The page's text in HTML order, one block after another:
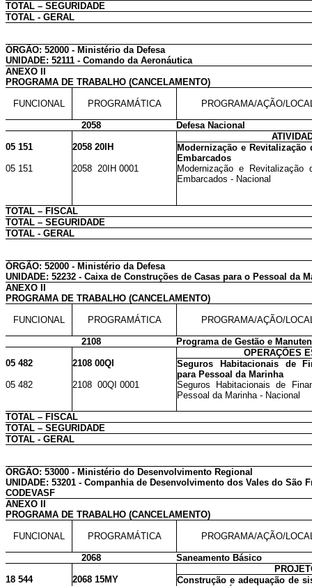
TOTAL – SEGURIDADE
TOTAL - GERAL
ÓRGÃO: 52000 - Ministério da Defesa
UNIDADE: 52111 - Comando da Aeronáutica
ANEXO II
PROGRAMA DE TRABALHO (CANCELAMENTO)
FUNCIONAL PROGRAMÁTICA PROGRAMA/AÇÃO/
2058
Defesa Nacional
05 151
2058 20IH
Modernização e Revitalização
Embarcados
05 151
2058 20IH 0001
Modernização e Revitalização
Embarcados - Nacional
TOTAL – FISCAL
TOTAL – SEGURIDADE
TOTAL - GERAL
ÓRGÃO: 52000 - Ministério da Defesa
UNIDADE: 52232 - Caixa de Construções de Casas para o Pessoal da
ANEXO II
PROGRAMA DE TRABALHO (CANCELAMENTO)
FUNCIONAL PROGRAMÁTICA PROGRAMA/AÇÃO/
2108
Programa de Gestão e
OPERAÇÕES
05 482
2108 00QI
Seguros Habitacionais de
para Pessoal da Marinha
05 482
2108 00QI 0001
Seguros Habitacionais de
Pessoal da Marinha - Nacional
TOTAL – FISCAL
TOTAL – SEGURIDADE
TOTAL - GERAL
ÓRGÃO: 53000 - Ministério do Desenvolvimento Regional
UNIDADE: 53201 - Companhia de Desenvolvimento dos Vales do São
CODEVASF
ANEXO II
PROGRAMA DE TRABALHO (CANCELAMENTO)
FUNCIONAL PROGRAMÁTICA PROGRAMA/AÇÃO/
2068
Saneamento Básico
18 544
2068 15MY
Construção e adequação de